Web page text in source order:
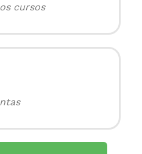
cursos